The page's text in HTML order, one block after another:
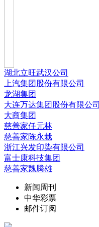
湖北立旺武汉公司
上汽集团股份有限公司
龙湖集团
大连万达集团股份有限公司
大商集团
慈善家任元林
慈善家陈永栽
浙江兴发印染有限公司
富士康科技集团
慈善家魏腾雄
新闻周刊
中华彩票
邮件订阅